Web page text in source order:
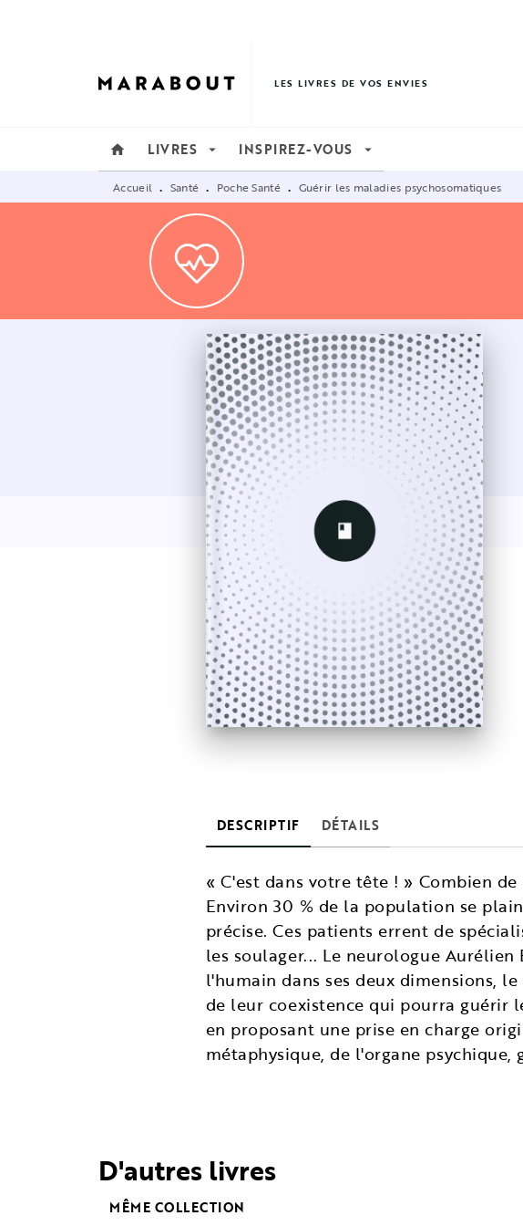
LES LIVRES DE VOS ENVIES
home LIVRES arrow_drop_down INSPIREZ-VOUS arrow_drop_down
Accueil • Santé • Poche Santé • Guérir les maladies psychosomatiques
DESCRIPTIF DÉTAILS
« C'est dans votre tête ! » Combien
Environ 30 % de la population se
précise. Ces patients errent de
les soulager... Le neurologue
l'humain dans ses deux dimensions,
de leur coexistence qui pourra guérir
en proposant une prise en charge
métaphysique, de l'organe
D'autres livres
MÊME COLLECTION